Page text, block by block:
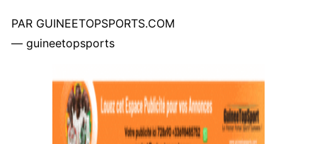
PAR GUINEETOPSPORTS.COM
— guineetopsports